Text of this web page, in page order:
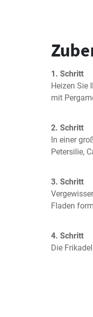
1. Schritt
Heizen Sie
mit
2. Schritt
In einer
Petersilie,
3. Schritt
Fladen
4. Schritt
Die